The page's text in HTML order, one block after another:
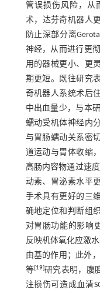
管误损伤风险，从
术，达芬奇机器人
防止深部分离
神经，从而进行更
用的器械更小、更
期更短。既往研究
奇机器人系统术后
中出血量少，与本
蠕动受机体神经内
与胃肠蠕动关系密
道运动与胃体收缩
高肠内容物通过速度
动素、胃泌素水平
手术具有更好的三
确地定位和判断组
对胃肠功能的影响
反映机体氧化应激
由基的作用；此外
等[19]研究表明，腹
注损伤可造成血清